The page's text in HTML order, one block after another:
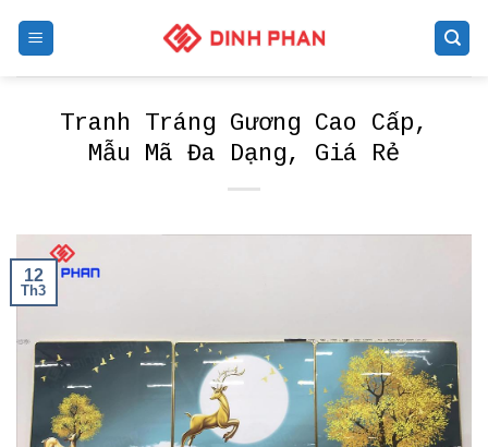
Tranh Tráng Gương Cao Cấp,
Mẫu Mã Đa Dạng, Giá Rẻ
12
Th3